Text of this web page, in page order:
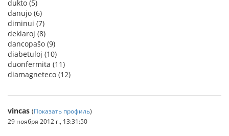
dukto (5)
danujo (6)
diminui (7)
deklaroj (8)
dancopaŝo (9)
diabetuloj (10)
duonfermita (11)
diamagneteco (12)
vincas (Показать профиль)
29 ноября 2012 г., 13:31:50